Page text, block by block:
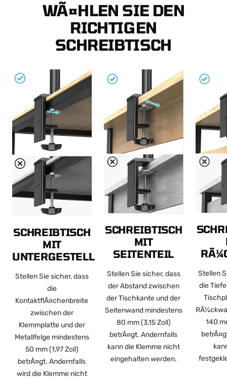
WÃ¤HLEN SIE DEN
RICHTIGEN
SCHREIBTISCH
SCHREIBTISCH
MIT
UNTERGESTELL
Stellen Sie sicher, dass
die
KontaktflÃ¤chenbreite
zwischen der
Klemmplatte und der
Metallfelge mindestens
50 mm (1,97 Zoll)
betrÃ¤gt. Andernfalls
wird die Klemme nicht
SCHREIBTISCH
MIT
SEITENTEIL
Stellen Sie sicher, dass
der Abstand zwischen
der Tischkante und der
Seitenwand mindestens
80 mm (3,15 Zoll)
betrÃ¤gt. Andernfalls
kann die Klemme nicht
eingehalten werden.
Stellen
die
140